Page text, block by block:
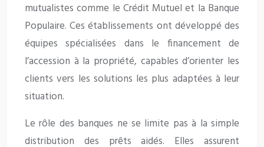
mutualistes comme le Crédit Mutuel et la Banque
Populaire. Ces établissements ont développé des
équipes spécialisées dans le financement de
l’accession à la propriété, capables d’orienter les
clients vers les solutions les plus adaptées à leur
situation.
Le rôle des banques ne se limite pas à la simple
distribution des prêts aidés. Elles assurent